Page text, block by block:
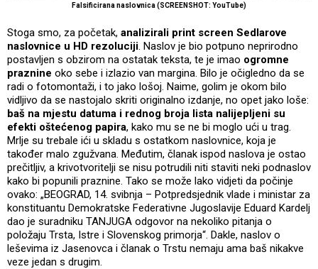
Falsificirana naslovnica (SCREENSHOT: YouTube)
Stoga smo, za početak, analizirali print screen Sedlarove
naslovnice u HD rezoluciji. Naslov je bio potpuno neprirodno
postavljen s obzirom na ostatak teksta, te je imao ogromne
praznine oko sebe i izlazio van margina. Bilo je očigledno da se
radi o fotomontaži, i to jako lošoj. Naime, golim je okom bilo
vidljivo da se nastojalo skriti originalno izdanje, no opet jako loše:
baš na mjestu datuma i rednog broja lista nalijepljeni su
efekti oštećenog papira, kako mu se ne bi moglo ući u trag.
Mrlje su trebale ići u skladu s ostatkom naslovnice, koja je
također malo zgužvana. Međutim, članak ispod naslova je ostao
prečitljiv, a krivotvoritelji se nisu potrudili niti staviti neki podnaslov
kako bi popunili praznine. Tako se može lako vidjeti da počinje
ovako: „BEOGRAD, 14. svibnja – Potpredsjednik vlade i ministar za
konstituantu Demokratske Federativne Jugoslavije Eduard Kardelj
dao je suradniku TANJUGA odgovor na nekoliko pitanja o
položaju Trsta, Istre i Slovenskog primorja“. Dakle, naslov o
leševima iz Jasenovca i članak o Trstu nemaju ama baš nikakve
veze jedan s drugim.